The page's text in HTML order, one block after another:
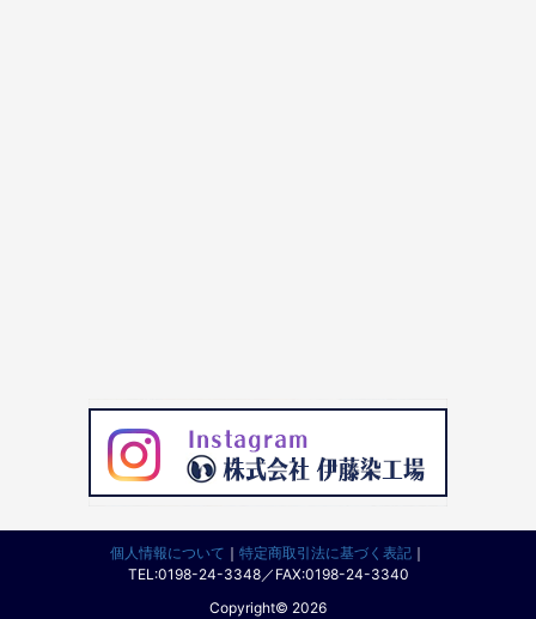
個人情報について ｜ 特定商取引法に基づく表記 ｜
TEL:0198-24-3348／FAX:0198-24-3340
Copyright© 2026